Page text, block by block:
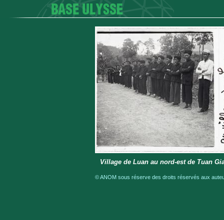
Village de Luan au nord-est de Tuan
© ANOM sous réserve des droits réservés aux